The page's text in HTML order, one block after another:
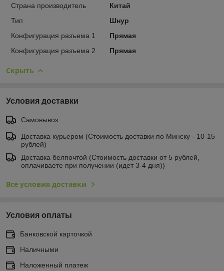
Страна производитель
Китай
Тип
Шнур
Конфигурация разъема 1
Прямая
Конфигурация разъема 2
Прямая
Скрыть
Условия доставки
Самовывоз
Доставка курьером (Стоимость доставки по Минску - 10-15
рублей)
Доставка белпочтой (Стоимость доставки от 5 рублей,
оплачиваете при получении (идет 3-4 дня))
Все условия доставки
Условия оплаты
Банковской карточкой
Наличными
Наложенный платеж